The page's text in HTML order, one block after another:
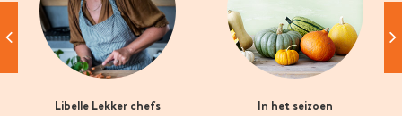
Libelle Lekker chefs In het seizoen